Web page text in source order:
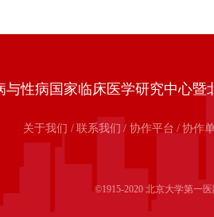
与性病国家临床医学研究中心暨
关于我们 / 联系我们 / 协作平台 / 协作
©1915-2020 北京大学第一